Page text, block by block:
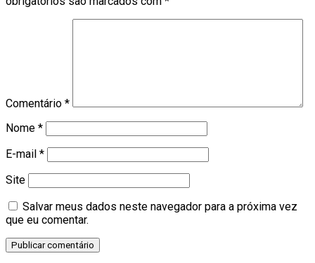
Comentário *
Nome *
E-mail *
Site
Salvar meus dados neste navegador para a próxima vez
que eu comentar.